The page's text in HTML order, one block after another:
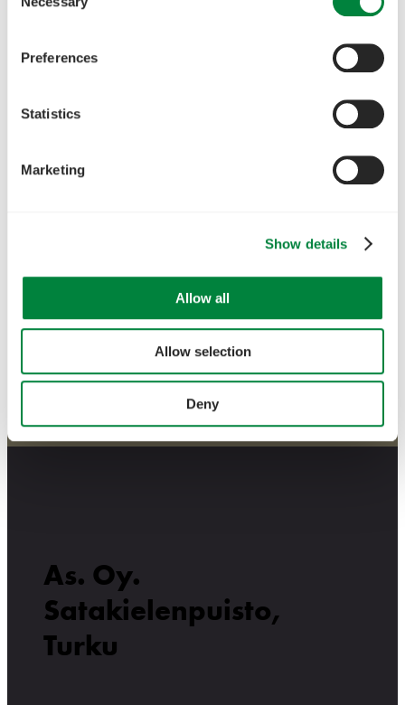
Selection
Preferences
Statistics
Marketing
Show details
Allow all
Allow selection
Deny
As. Oy.
Satakielenpuisto,
Turku